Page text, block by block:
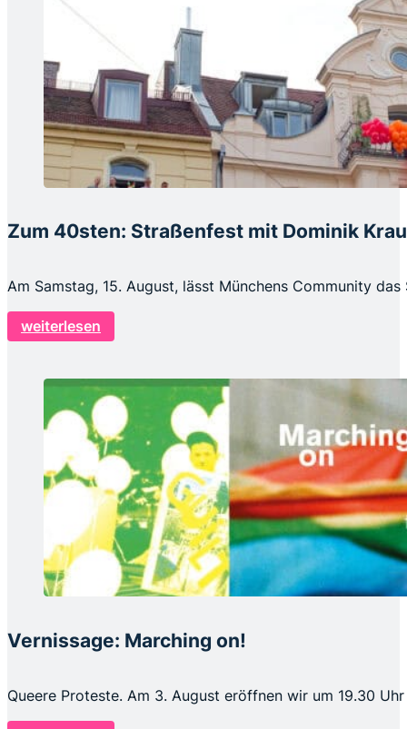
Zum 40sten: Straßenfest mit Dominik
Am Samstag, 15. August, lässt Münchens Community
weiterlesen
Vernissage: Marching on!
Queere Proteste. Am 3. August eröffnen wir um 19.30